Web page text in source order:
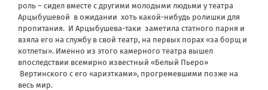
роль – сидел вместе с другими молодыми людьми у театра
Арцыбушевой в ожидании хоть какой-нибудь ролишки для
пропитания. И Арцыбушева-таки заметила статного парня и
взяла его на службу в свой театр, на первых порах «за борщ и
котлеты». Именно из этого камерного театра вышел
впоследствии всемирно известный «Белый Пьеро»
Вертинского с его «ариэтками», прогремевшими позже на
весь мир.